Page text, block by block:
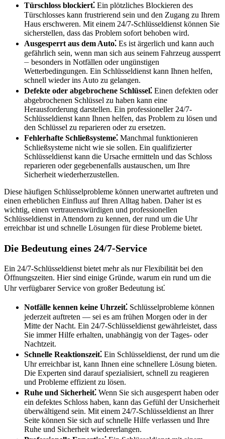
Türschloss blockiert⁚ Ein plötzliches Blockieren des
Türschlosses kann frustrierend sein und den Zugang zu Ihrem
Haus erschweren.​ Mit einem 24/7-Schlüsseldienst können Sie
sicherstellen, dass das Problem sofort behoben wird.​
Ausgesperrt aus dem Auto⁚ Es ist ärgerlich und kann auch
gefährlich sein, wenn man sich aus seinem Fahrzeug aussperrt
⏤ besonders in Notfällen oder ungünstigen
Wetterbedingungen. Ein Schlüsseldienst kann Ihnen helfen,
schnell wieder ins Auto zu gelangen.​
Defekte oder abgebrochene Schlüssel⁚ Einen defekten oder
abgebrochenen Schlüssel zu haben kann eine
Herausforderung darstellen.​ Ein professioneller 24/7-
Schlüsseldienst kann Ihnen helfen, das Problem zu lösen und
den Schlüssel zu reparieren oder zu ersetzen.
Fehlerhafte Schließsysteme⁚ Manchmal funktionieren
Schließsysteme nicht wie sie sollen.​ Ein qualifizierter
Schlüsseldienst kann die Ursache ermitteln und das Schloss
reparieren oder gegebenenfalls austauschen, um Ihre
Sicherheit wiederherzustellen.​
Diese häufigen Schlüsselprobleme können unerwartet auftreten und
einen erheblichen Einfluss auf Ihren Alltag haben.​ Daher ist es
wichtig, einen vertrauenswürdigen und professionellen
Schlüsseldienst in Attendorn zu kennen, der rund um die Uhr
erreichbar ist und schnelle Lösungen für diese Probleme bietet.
Die Bedeutung eines 24/7-Service
Ein 24/7-Schlüsseldienst bietet mehr als nur Flexibilität bei den
Öffnungszeiten.​ Hier sind einige Gründe, warum ein rund um die
Uhr verfügbarer Service von großer Bedeutung ist⁚
Notfälle kennen keine Uhrzeit⁚ Schlüsselprobleme können
jederzeit auftreten ― sei es am frühen Morgen oder in der
Mitte der Nacht.​ Ein 24/7-Schlüsseldienst gewährleistet, dass
Sie immer Hilfe erhalten, unabhängig von der Tages- oder
Nachtzeit.​
Schnelle Reaktionszeit⁚ Ein Schlüsseldienst, der rund um die
Uhr erreichbar ist, kann Ihnen eine schnellere Lösung bieten.
Die Experten sind darauf spezialisiert, schnell zu reagieren
und Probleme effizient zu lösen.
Ruhe und Sicherheit⁚ Wenn Sie sich ausgesperrt haben oder
ein defektes Schloss haben, kann das Gefühl der Unsicherheit
überwältigend sein.​ Mit einem 24/7-Schlüsseldienst an Ihrer
Seite können Sie sich auf schnelle Hilfe verlassen und Ihre
Ruhe und Sicherheit wiedererlangen.​